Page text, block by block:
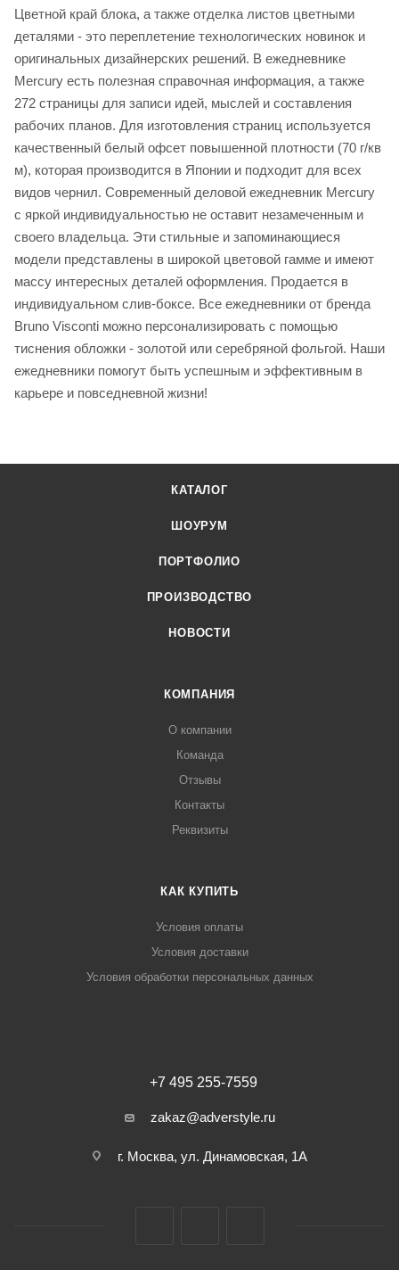
Цветной край блока, а также отделка листов цветными
деталями - это переплетение технологических новинок и
оригинальных дизайнерских решений. В ежедневнике
Mercury есть полезная справочная информация, а также
272 страницы для записи идей, мыслей и составления
рабочих планов. Для изготовления страниц используется
качественный белый офсет повышенной плотности (70 г/кв
м), которая производится в Японии и подходит для всех
видов чернил. Современный деловой ежедневник Mercury
с яркой индивидуальностью не оставит незамеченным и
своего владельца. Эти стильные и запоминающиеся
модели представлены в широкой цветовой гамме и имеют
массу интересных деталей оформления. Продается в
индивидуальном слив-боксе. Все ежедневники от бренда
Bruno Visconti можно персонализировать с помощью
тиснения обложки - золотой или серебряной фольгой. Наши
ежедневники помогут быть успешным и эффективным в
карьере и повседневной жизни!
КАТАЛОГ
ШОУРУМ
ПОРТФОЛИО
ПРОИЗВОДСТВО
НОВОСТИ
КОМПАНИЯ
О компании
Команда
Отзывы
Контакты
Реквизиты
КАК КУПИТЬ
Условия оплаты
Условия доставки
Условия обработки персональных данных
+7 495 255-7559
zakaz@adverstyle.ru
г. Москва, ул. Динамовская, 1А